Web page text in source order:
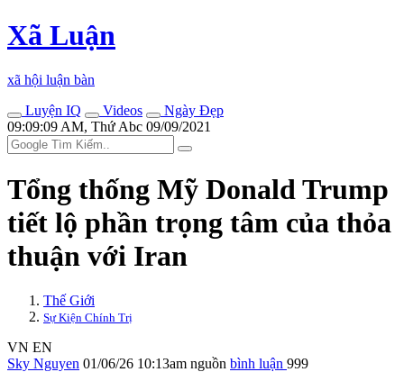
Xã Luận
xã hội luận bàn
Luyện IQ
Videos
Ngày Đẹp
09:09:09 AM, Thứ Abc 09/09/2021
Tổng thống Mỹ Donald Trump
tiết lộ phần trọng tâm của thỏa
thuận với Iran
Thế Giới
Sự Kiện Chính Trị
VN EN
Sky Nguyen 01/06/26 10:13am nguồn bình luận 999